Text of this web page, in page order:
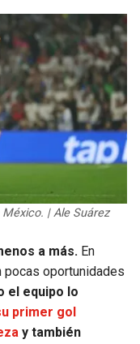
| Ale Suárez
a más. En
oportunidades
el equipo lo
primer gol
y también